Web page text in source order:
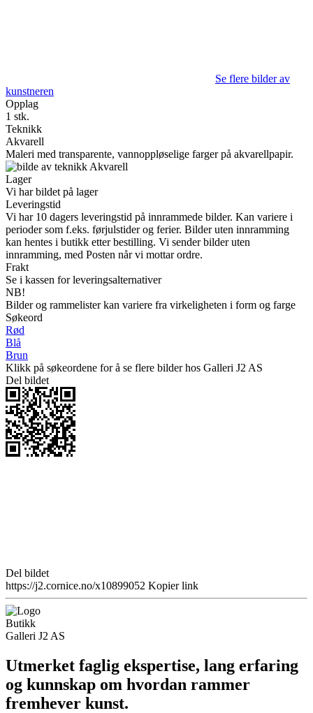
Se flere bilder av
kunstneren
Opplag
1 stk.
Teknikk
Akvarell
Maleri med transparente, vannoppløselige farger på akvarellpapir.
Lager
Vi har bildet på lager
Leveringstid
Vi har 10 dagers leveringstid på innrammede bilder. Kan variere i
perioder som f.eks. førjulstider og ferier. Bilder uten innramming
kan hentes i butikk etter bestilling. Vi sender bilder uten
innramming, med Posten når vi mottar ordre.
Frakt
Se i kassen for leveringsalternativer
NB!
Bilder og rammelister kan variere fra virkeligheten i form og farge
Søkeord
Rød
Blå
Brun
Klikk på søkeordene for å se flere bilder hos Galleri J2 AS
Del bildet
Del bildet
https://j2.cornice.no/x10899052 Kopier link
Butikk
Galleri J2 AS
Utmerket faglig ekspertise, lang erfaring
og kunnskap om hvordan rammer
fremhever kunst.